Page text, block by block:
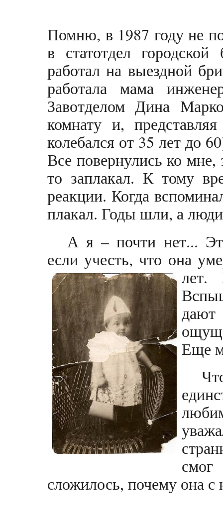
Помню, в 1987 году не
в статотдел
работал на выездной
работала мама
Завотделом Дина
комнату и,
колебался от 35 лет до
Все повернулись ко мне,
то заплакал. К тому
реакции. Когда
плакал. Годы шли, а
А я – почти нет...
если учесть, что она
лет.
Еще
сложилось, почему она с